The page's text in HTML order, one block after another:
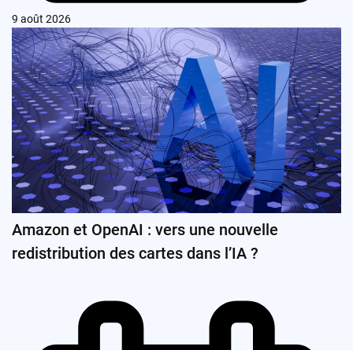
9 août 2026
Amazon et OpenAI : vers une nouvelle
redistribution des cartes dans l’IA ?